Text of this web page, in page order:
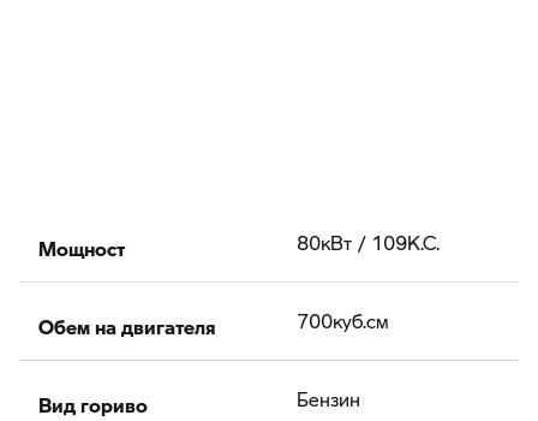
Мощност 80кВт / 109К.С.
Обем на двигателя 700куб.cм
Вид гориво Бензин